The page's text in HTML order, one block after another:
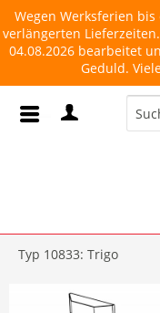
Wegen Werksferien
verlängerten
04.08.2026 bearbeitet
Geduld.
Typ 10833: Trigo